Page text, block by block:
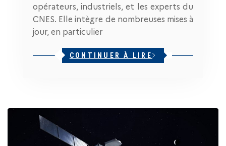
opérateurs, industriels, et les experts du
CNES. Elle intègre de nombreuses mises à
jour, en particulier
CONTINUER À LIRE